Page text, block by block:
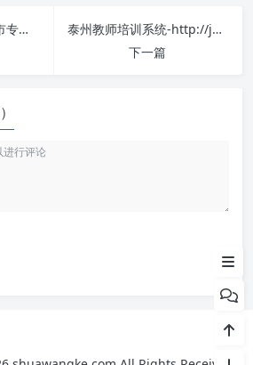
提升学习效率！枣庄市专业技术人员继续教育专业课培训平台-http://zzzj.zyk.yxlearning.com/ 刷课方法全揭秘
泰州教师培训系统-http://jspx.tze.cn/ 课程学习无压力！教你高效刷题技巧
下一篇